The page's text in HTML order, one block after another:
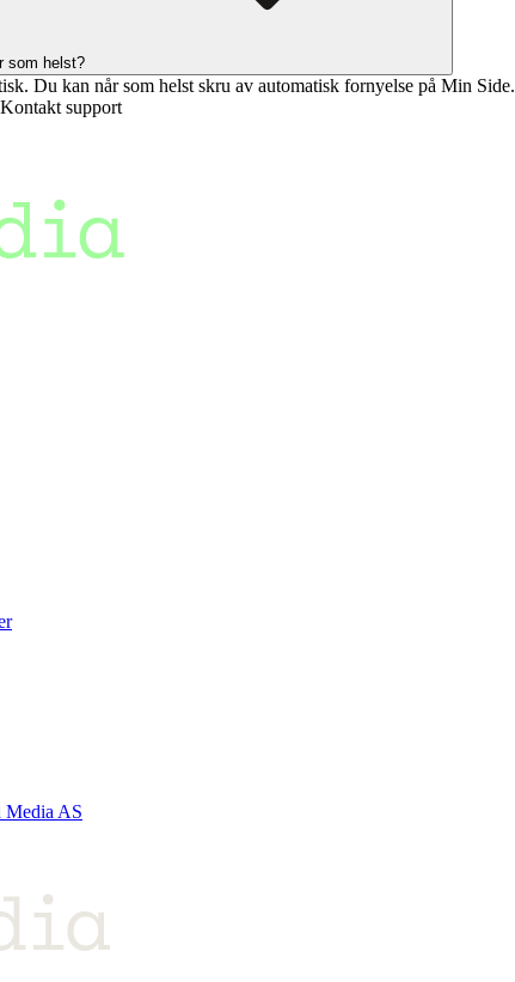
som helst?
Du kan når som helst skru av automatisk fornyelse på Min Side.
support
Media AS